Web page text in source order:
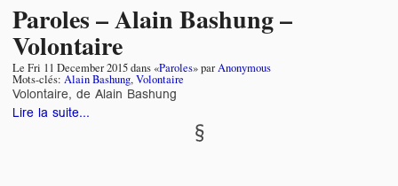
Paroles – Alain Bashung –
Volontaire
Le Fri 11 December 2015dans «Paroles» parAnonymous
Mots-clés: Alain Bashung,Volontaire
Volontaire, de Alain Bashung
Lire la suite...